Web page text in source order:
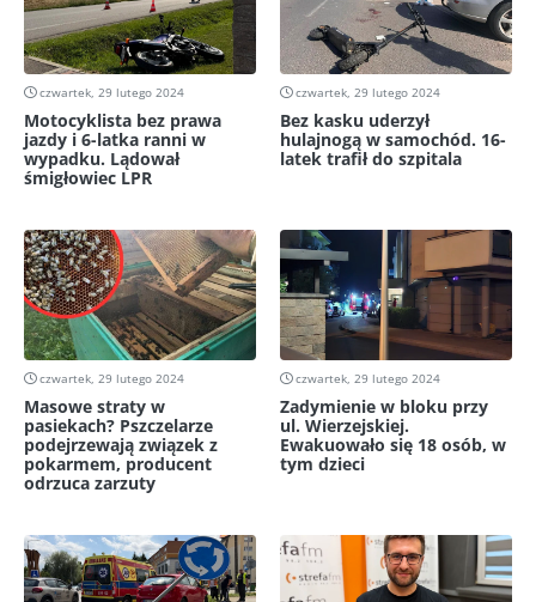
czwartek, 29 lutego 2024
Motocyklista bez prawa
jazdy i 6-latka ranni w
wypadku. Lądował
śmigłowiec LPR
czwartek, 29 lutego 2024
Bez kasku uderzył
hulajnogą w samochód. 16-
latek trafił do szpitala
czwartek, 29 lutego 2024
Masowe straty w
pasiekach? Pszczelarze
podejrzewają związek z
pokarmem, producent
odrzuca zarzuty
czwartek, 29 lutego 2024
Zadymienie w bloku przy
ul. Wierzejskiej.
Ewakuowało się 18 osób, w
tym dzieci